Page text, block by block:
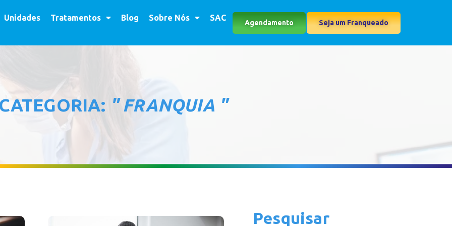
Unidades Tratamentos Blog Sobre Nós SAC
Agendamento Seja um Franqueado
" FRANQUIA "
Pesquisar